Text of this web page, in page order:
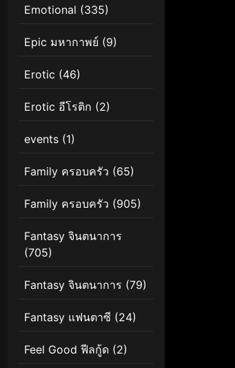
Emotional (335)
Epic มหากาพย์ (9)
Erotic (46)
Erotic อีโรติก (2)
events (1)
Family ครอบครัว (65)
Family ครอบครัว (905)
Fantasy จินตนาการ
(705)
Fantasy จินตนาการ (79)
Fantasy แฟนตาซี (24)
Feel Good ฟีลกู้ด (2)